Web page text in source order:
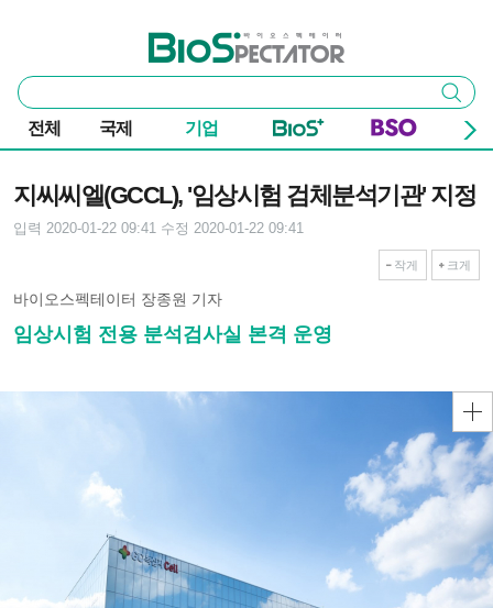
바이오스펙테이터
통
합
검
색
검색
전체 국제 기업
지씨씨엘(GCCL), '임상시험 검체분석기관' 지정
입력 2020-01-22 09:41 수정 2020-01-22 09:41
작게 크게
바이오스펙테이터 장종원 기자
임상시험 전용 분석검사실 본격 운영